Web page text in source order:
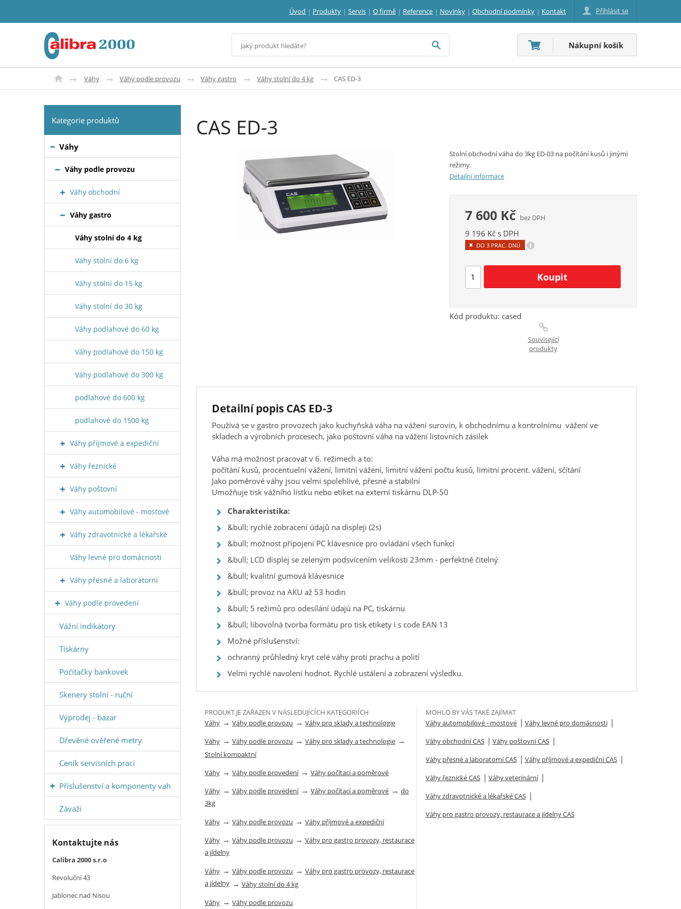
Úvod Produkty Servis O firmě Reference Novinky Obchodní podmínky Kontakt Přihlásit se
Nákupní košík
Váhy Váhy podle provozu Váhy gastro Váhy stolní do 4 kg CAS ED-3
CAS ED-3
Stolní obchodní váha do 3kg ED-03 na počítání kusů i jinými
režimy.
Detailní informace
7 600 Kč bez DPH
9 196 Kč s DPH
DO 3 PRAC. DNŮ i
Kód produktu: cased
Související
produkty
Detailní popis CAS ED-3
Používá se v gastro provozech jako kuchyňská váha na vážení surovin, k obchodnímu a kontrolnímu vážení ve
skladech a výrobních procesech, jako poštovní váha na vážení listovních zásilek
Váha má možnost pracovat v 6. režimech a to:
počítání kusů, procentuelní vážení, limitní vážení, limitní vážení počtu kusů, limitní procent. vážení, sčítání
Jako poměrové váhy jsou velmi spolehlivé, přesné a stabilní
Umožňuje tisk vážního lístku nebo etiket na externí tiskárnu DLP-50
Charakteristika:
&bull; rychlé zobracení údajů na displeji (2s)
&bull; možnost připojení PC klávesnice pro ovládání všech funkcí
&bull; LCD displej se zeleným podsvícením velikosti 23mm - perfektně čitelný
&bull; kvalitní gumová klávesnice
&bull; provoz na AKU až 53 hodin
&bull; 5 režimů pro odesílání údajú na PC, tiskárnu
&bull; libovolná tvorba formátu pro tisk etikety i s code EAN 13
Možné příslušenství:
ochranný průhledný kryt celé váhy proti prachu a polití
Velmi rychlé navolení hodnot. Rychlé ustálení a zobrazení výsledku.
PRODUKT JE ZAŘAZEN V NÁSLEDUJÍCÍCH KATEGORIÍCH
Váhy → Váhy podle provozu → Váhy pro sklady a technologie
Váhy → Váhy podle provozu → Váhy pro sklady a technologie →
Stolní kompaktní
Váhy → Váhy podle provedení → Váhy počítací a poměrové
Váhy → Váhy podle provedení → Váhy počítací a poměrové → do
3kg
Váhy → Váhy podle provozu → Váhy příjmové a expediční
Váhy → Váhy podle provozu → Váhy pro gastro provozy, restaurace
a jídelny
Váhy → Váhy podle provozu → Váhy pro gastro provozy, restaurace
a jídelny → Váhy stolní do 4 kg
Váhy → Váhy podle provozu
MOHLO BY VÁS TAKÉ ZAJÍMAT
Váhy automobilové - mostové | Váhy levné pro domácnosti |
Váhy obchodní CAS | Váhy poštovní CAS |
Váhy přesné a laboratorní CAS | Váhy příjmové a expediční CAS |
Váhy řeznické CAS | Váhy veterinární|
Váhy zdravotnické a lékařské CAS |
Váhy pro gastro provozy, restaurace a jídelny CAS
Kategorie produktů
Váhy
Váhy podle provozu
Váhy obchodní
Váhy gastro
Váhy stolní do 4 kg
Váhy stolní do 6 kg
Váhy stolní do 15 kg
Váhy stolní do 30 kg
Váhy podlahové do 60 kg
Váhy podlahové do 150 kg
Váhy podlahové do 300 kg
podlahové do 600 kg
podlahové do 1500 kg
Váhy příjmové a expediční
Váhy řeznické
Váhy poštovní
Váhy automobilové - mostové
Váhy zdravotnické a lékařské
Váhy levné pro domácnosti
Váhy přesné a laboratorní
Váhy podle provedení
Vážní indikátory
Tiskárny
Počítačky bankovek
Skenery stolní - ruční
Výprodej - bazar
Dřevěné ověřené metry
Ceník servisních prací
Příslušenství a komponenty vah
Závaží
Kontaktujte nás
Calibra 2000 s.r.o
Revoluční 43
Jablonec nad Nisou